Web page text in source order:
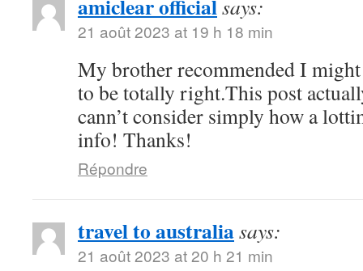
amiclear officialsays:
21 août 2023 at 19 h 18 min
My brother recommended I
to be totally right.This post
cann’t consider simply how a
info! Thanks!
Répondre
travel to australiasays:
21 août 2023 at 20 h 21 min